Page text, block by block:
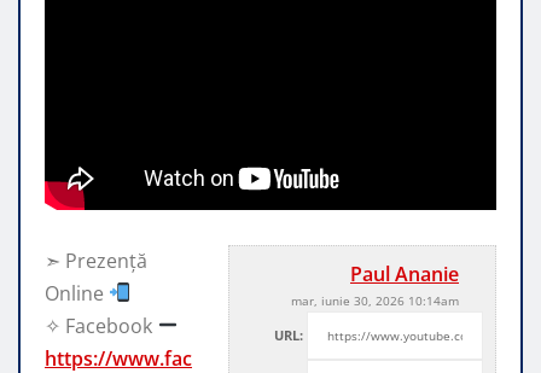
Paul Ananie
mar, iunie 30, 2026 10:14am
URL:
➣ Prezență
Online
✧ Facebook
https://www.fac